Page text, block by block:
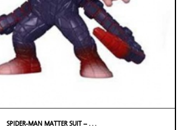
SPIDER-MAN MATTER SUIT – . . .